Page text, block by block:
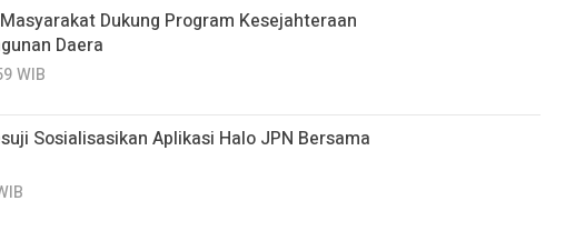
Dukung Program Kesejahteraan
Daera
WIB
Sosialisasikan Aplikasi Halo JPN Bersama